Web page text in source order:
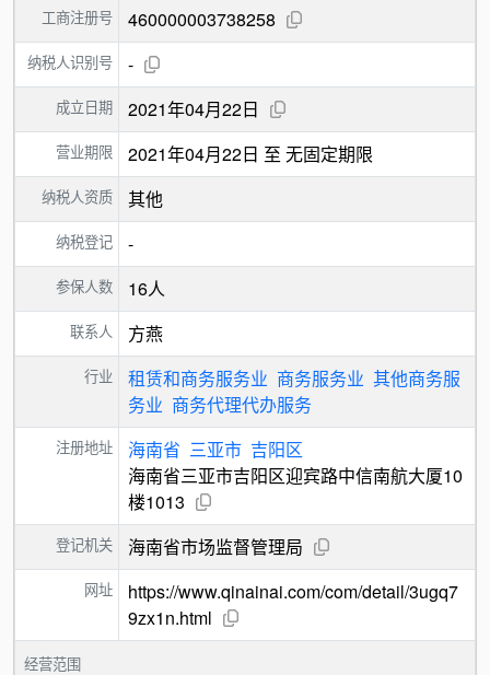
工商注册号 460000003738258
纳税人识别号 -
成立日期 2021年04月22日
营业期限 2021年04月22日 至 无固定期限
纳税人资质 其他
纳税登记 -
参保人数 16人
联系人 方燕
行业 租赁和商务服务业 商务服务业 其他商务服
务业 商务代理代办服务
注册地址 海南省 三亚市 吉阳区
海南省三亚市吉阳区迎宾路中信南航大厦10
楼1013
登记机关 海南省市场监督管理局
网址
https://www.qinainai.com/com/detail/3ugq7
9zx1n.html
经营范围